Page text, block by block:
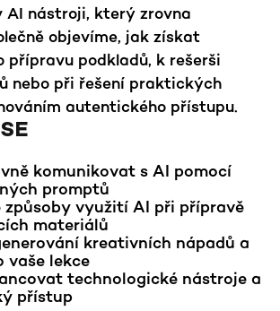
AI nástroji, který zrovna
objevíme, jak získat
přípravu podkladů, k rešerši
nebo při řešení praktických
autentického přístupu.
komunikovat s AI pomocí
promptů
způsoby využití AI při přípravě
materiálů
kreativních nápadů a
vaše lekce
technologické nástroje a
přístup